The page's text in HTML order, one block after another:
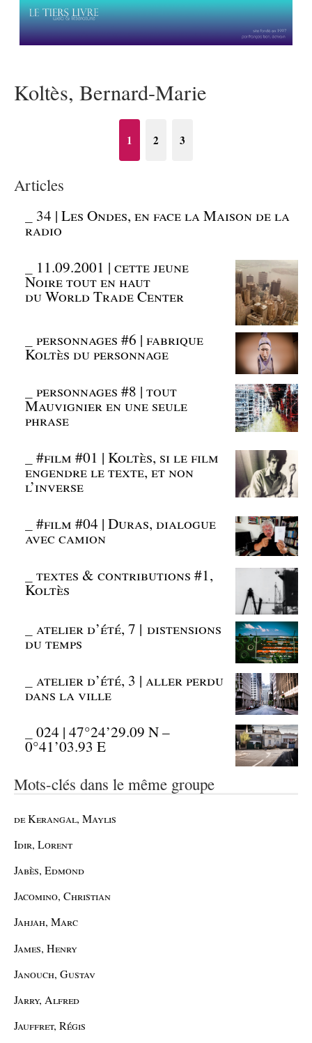
Koltès, Bernard-Marie
1 2 3
Articles
34 | Les Ondes, en face la Maison de la
radio
11.09.2001 | cette jeune
Noire tout en haut
du World Trade Center
_personnages #6 | fabrique
Koltès du personnage
_personnages #8 | tout
Mauvignier en une seule
phrase
_#film #01 | Koltès, si le film
engendre le texte, et non
l’inverse
_#film #04 | Duras, dialogue
avec camion
_textes & contributions #1,
Koltès
_atelier d’été, 7 | distensions
du temps
_atelier d’été, 3 | aller perdu
dans la ville
_024 | 47°24’29.09 N –
0°41’03.93 E
Mots-clés dans le même groupe
de Kerangal, Maylis
Idir, Lorent
Jabès, Edmond
Jacomino, Christian
Jahjah, Marc
James, Henry
Janouch, Gustav
Jarry, Alfred
Jauffret, Régis